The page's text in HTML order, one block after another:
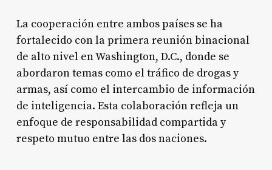
La cooperación entre ambos países se ha
fortalecido con la primera reunión binacional
de alto nivel en Washington, D.C., donde se
abordaron temas como el tráfico de drogas y
armas, así como el intercambio de información
de inteligencia. Esta colaboración refleja un
enfoque de responsabilidad compartida y
respeto mutuo entre las dos naciones.